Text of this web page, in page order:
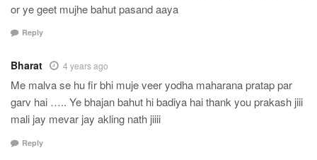
or ye geet mujhe bahut pasand aaya
Reply
Bharat 4 years ago
Me malva se hu fir bhi muje veer yodha maharana pratap par
garv hai ….. Ye bhajan bahut hi badiya hai thank you prakash jiii
mali jay mevar jay akling nath jiiii
Reply